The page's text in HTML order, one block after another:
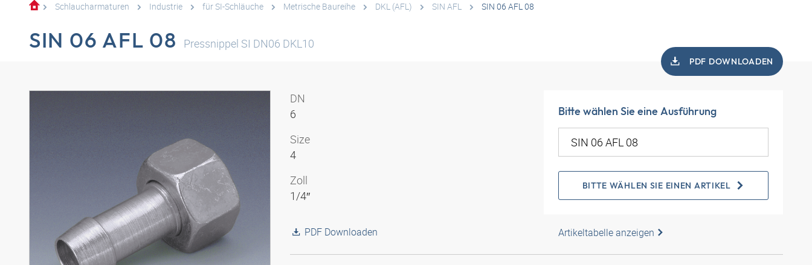
Schlaucharmaturen Industrie für SI-Schläuche Metrische Baureihe DKL (AFL) SIN AFL SIN 06 AFL 08
SIN 06 AFL 08 Pressnippel SI DN06 DKL10
PDF DOWNLOADEN
DN
6
Size
4
Zoll
1/4″
PDF Downloaden
Bitte wählen Sie eine Ausführung
BITTE WÄHLEN SIE EINEN ARTIKEL
Artikeltabelle anzeigen